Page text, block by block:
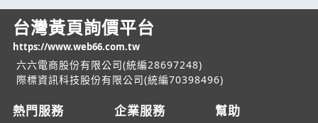
台灣黃頁詢價平台
https://www.web66.com.tw
六六電商股份有限公司(統編28697248)
際標資訊科技股份有限公司(統編70398496)
熱門服務 企業服務 幫助